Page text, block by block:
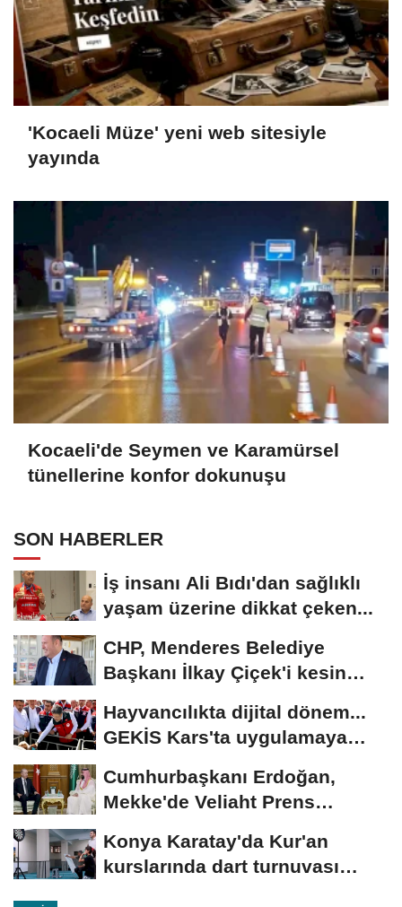
'Kocaeli Müze' yeni web sitesiyle
yayında
Kocaeli'de Seymen ve Karamürsel
tünellerine konfor dokunuşu
SON HABERLER
İş insanı Ali Bıdı'dan sağlıklı
yaşam üzerine dikkat çeken...
CHP, Menderes Belediye
Başkanı İlkay Çiçek'i kesin
Hayvancılıkta dijital dönem...
GEKİS Kars'ta uygulamaya
Cumhurbaşkanı Erdoğan,
Mekke'de Veliaht Prens
Konya Karatay'da Kur'an
kurslarında dart turnuvası